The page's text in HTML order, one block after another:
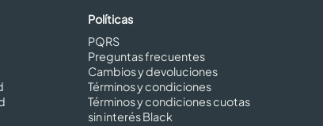
Políticas
PQRS
Preguntas frecuentes
Cambios y devoluciones
Términos y condiciones
Términos y condiciones cuotas
sin interés Black